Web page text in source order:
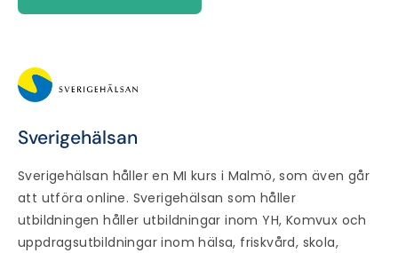
Sverigehälsan
Sverigehälsan håller en MI kurs i Malmö, som även går
att utföra online. Sverigehälsan som håller
utbildningen håller utbildningar inom YH, Komvux och
uppdragsutbildningar inom hälsa, friskvård, skola,